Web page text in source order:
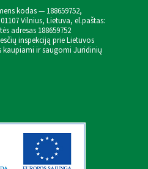
kodas — 188659752,
Vilnius, Lietuva, el.paštas:
adresas 188659752
inspekciją prie Lietuvos
kaupiami ir saugomi Juridinių